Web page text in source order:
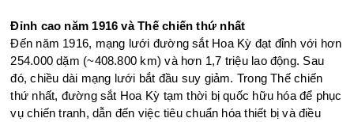
Đỉnh cao năm 1916 và Thế chiến thứ nhất
Đến năm 1916, mạng lưới đường sắt Hoa Kỳ đạt đỉnh với hơn
254.000 dặm (~408.800 km) và hơn 1,7 triệu lao động. Sau
đó, chiều dài mạng lưới bắt đầu suy giảm. Trong Thế chiến
thứ nhất, đường sắt Hoa Kỳ tạm thời bị quốc hữu hóa để phục
vụ chiến tranh, dẫn đến việc tiêu chuẩn hóa thiết bị và điều